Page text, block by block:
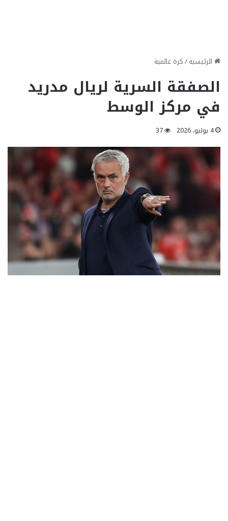
الرئيسية/كرة عالمية
الصفقة السرية لريال مدريد
في مركز الوسط
4 يوليو، 2026 37